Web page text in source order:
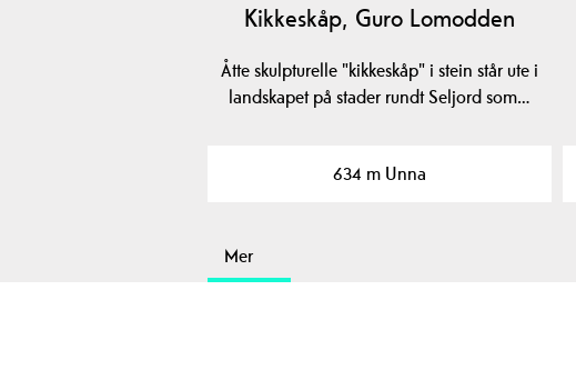
Kikkeskåp, Guro Lomodden
Åtte skulpturelle "kikkeskåp" i stein står ute i
landskapet på stader rundt Seljord som…
634 m Unna
Mer